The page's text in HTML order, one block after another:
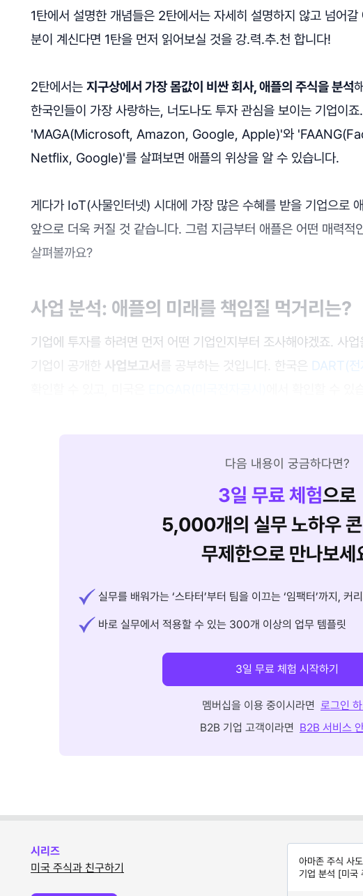
1탄에서 설명한 개념들은 2탄에서는 자세히 설명하지 않고 넘어
분이 계신다면 1탄을 먼저 읽어보실 것을 강.력.추.천 합니다!
2탄에서는 지구상에서 가장 몸값이 비싼 회사, 애플의 주식을 분석
한국인들이 가장 사랑하는, 너도나도 투자 관심을 보이는 기업이
'MAGA(Microsoft, Amazon, Google, Apple)'와
Netflix, Google)'를 살펴보면 애플의 위상을 알 수 있습니다.
게다가 IoT(사물인터넷) 시대에 가장 많은 수혜를 받을 기업으로
앞으로 더욱 커질 것 같습니다. 그럼 지금부터 애플은 어떤 매력적
살펴볼까요?
사업 분석: 애플의 미래를 책임질 먹거리는?
기업에 투자를 하려면 먼저 어떤 기업인지부터 조사해야겠죠. 사
기업이 공개한 사업보고서 를 공부하는 것입니다. 한국은 DART(전
다음 내용이 궁금하다면?
3일 무료 체험으로
5,000개의 실무 노하우
무제한으로 만나보세
실무를 배워가는 ‘스타터’부터 팀을 이끄는 ‘임팩터’까지, 커
바로 실무에서 적용할 수 있는 300개 이상의 업무 템플릿
3일 무료 체험 시작하기
멤버십을 이용 중이시라면 로그인 하
B2B 기업 고객이라면 B2B 서비스
시리즈
미국 주식과 친구하기
아마존 주식 사
기업 분석 [미국